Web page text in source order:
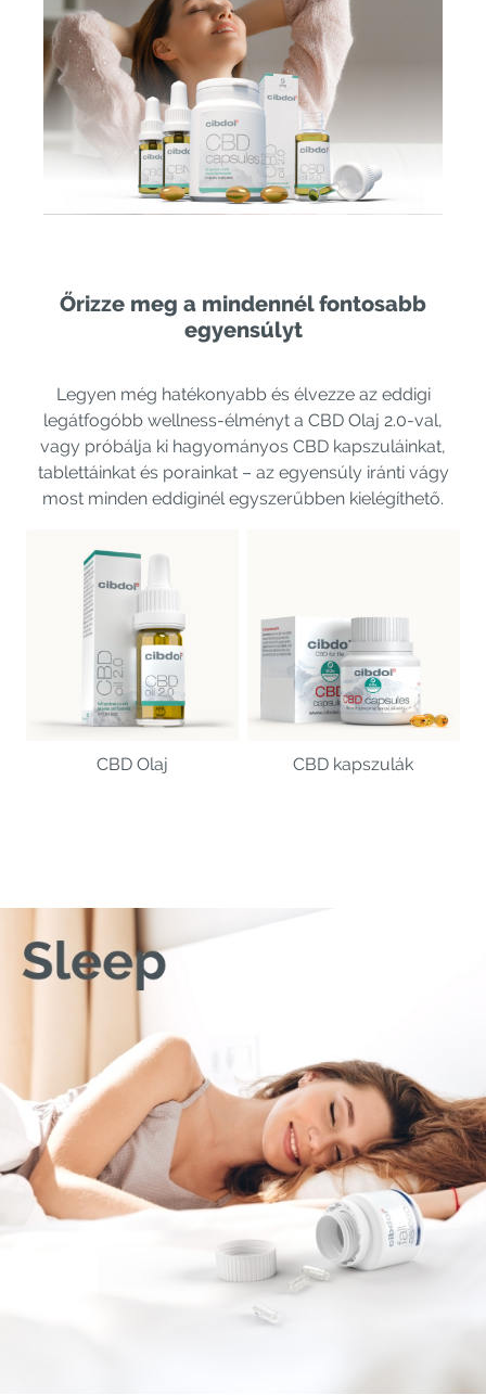
Őrizze meg a mindennél fontosabb
egyensúlyt
Legyen még hatékonyabb és élvezze az eddigi
legátfogóbb wellness-élményt a CBD Olaj 2.0-val,
vagy próbálja ki hagyományos CBD kapszuláinkat,
tablettáinkat és porainkat – az egyensúly iránti vágy
most minden eddiginél egyszerűbben kielégíthető.
CBD Olaj CBD kapszulák